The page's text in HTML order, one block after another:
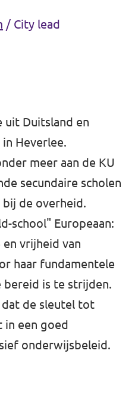
/ City lead
uit Duitsland en
Heverlee.
meer aan de KU
secundaire scholen
bij de overheid.
school" Europeaan:
vrijheid van
haar fundamentele
bereid is te strijden.
de sleutel tot
in een goed
onderwijsbeleid.